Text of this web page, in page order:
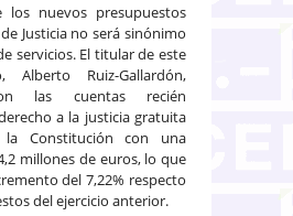
los nuevos presupuestos
Justicia no será sinónimo
servicios. El titular de este
Alberto Ruiz-Gallardón,
las cuentas recién
a la justicia gratuita
Constitución con una
millones de euros, lo que
del 7,22% respecto
del ejercicio anterior.